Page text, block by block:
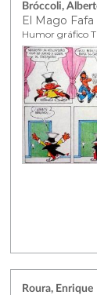
Bróccoli,
El Mago Fafa
Humor gráfico
Roura, Enrique